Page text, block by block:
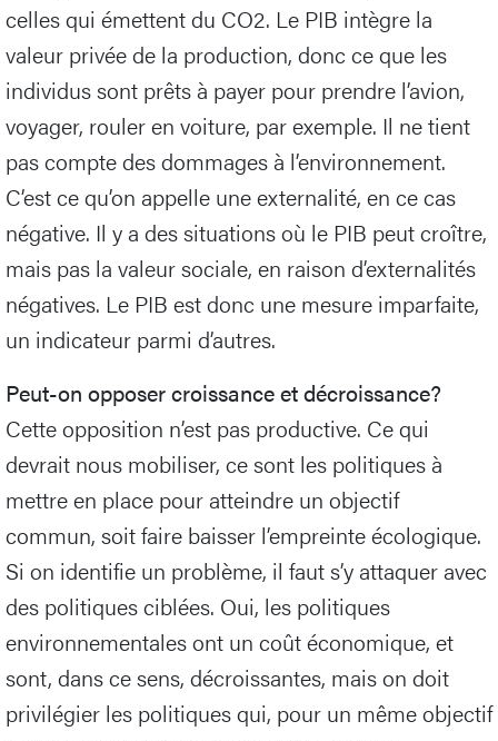
celles qui émettent du CO2. Le PIB intègre la
valeur privée de la production, donc ce que les
individus sont prêts à payer pour prendre l’avion,
voyager, rouler en voiture, par exemple. Il ne tient
pas compte des dommages à l’environnement.
C’est ce qu’on appelle une externalité, en ce cas
négative. Il y a des situations où le PIB peut croître,
mais pas la valeur sociale, en raison d’externalités
négatives. Le PIB est donc une mesure imparfaite,
un indicateur parmi d’autres.
Peut-on opposer croissance et décroissance?
Cette opposition n’est pas productive. Ce qui
devrait nous mobiliser, ce sont les politiques à
mettre en place pour atteindre un objectif
commun, soit faire baisser l’empreinte écologique.
Si on identifie un problème, il faut s’y attaquer avec
des politiques ciblées. Oui, les politiques
environnementales ont un coût économique, et
sont, dans ce sens, décroissantes, mais on doit
privilégier les politiques qui, pour un même objectif